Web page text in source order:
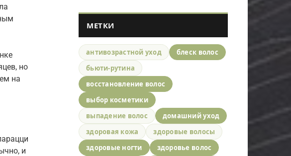
но
на
и
МЕТКИ
антивозрастной уход
блеск волос
бьюти-рутина
восстановление волос
выбор косметики
выпадение волос
домашний уход
здоровая кожа
здоровые волосы
здоровые ногти
здоровье волос